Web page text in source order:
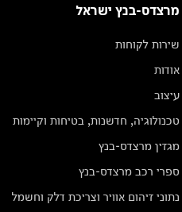
מרצדס-בנץ ישראל
שירות לקוחות
אודות
עיצוב
טכנולוגיה, חדשנות, בטיחות וקיימות
מגזין מרצדס-בנץ
ספרי רכב מרצדס-בנץ
נתוני זיהום אוויר וצריכת דלק וחשמל